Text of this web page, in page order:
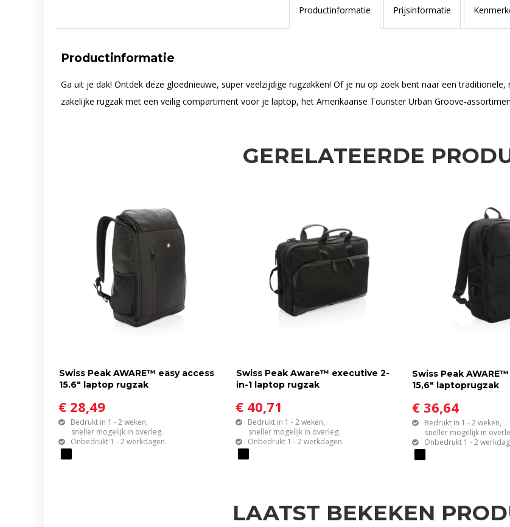
Productinformatie Prijsinformatie
Productinformatie
Ga uit je dak! Ontdek deze gloednieuwe, super veelzijdige rugzakken! Of je nu op zoek bent naar een
zakelijke rugzak met een veilig compartiment voor je laptop, het Amerikaanse Tourister Urban Groove-
GERELATEERDE
Swiss Peak AWARE™ easy access
15.6" laptop rugzak
€ 28,49
Bedrukt in 1 - 2 weken,
sneller mogelijk in overleg.
Onbedrukt 1 - 2 werkdagen.
Swiss Peak Aware™ executive 2-
in-1 laptop rugzak
€ 40,71
Bedrukt in 1 - 2 weken,
sneller mogelijk in overleg.
Onbedrukt 1 - 2 werkdagen.
Swiss Peak
15,6" laptoprugzak
€ 36,64
Bedrukt in 1 - 2 weken,
sneller mogelijk in
Onbedrukt 1 - 2
LAATST BEKEKEN